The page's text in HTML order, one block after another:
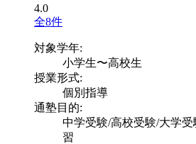
4.0
全8件
対象学年:
小学生〜高校生
授業形式:
個別指導
通塾目的:
中学受験/高校受験/大学
習